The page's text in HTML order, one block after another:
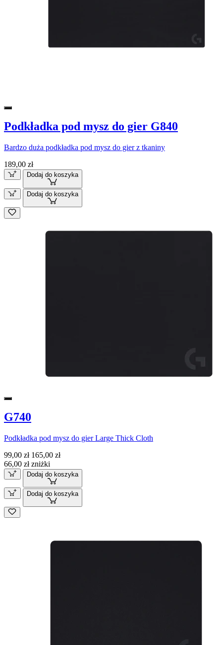
Podkładka pod mysz do gier G840
Bardzo duża podkładka pod mysz do gier z tkaniny
189,00 zł
Dodaj do koszyka
Dodaj do koszyka
G740
Podkładka pod mysz do gier Large Thick Cloth
99,00 zł 165,00 zł
66,00 zł zniżki
Dodaj do koszyka
Dodaj do koszyka